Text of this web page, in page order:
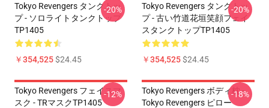
Tokyo Revengers タンクトッ
プ - ソロライトタンクトップ
TP1405
￥354,525$24.45
-20%
Tokyo Revengers タンクトッ
プ - 古い竹道花垣笑顔フェイ
スタンクトップTP1405
￥354,525$24.45
-20%
Tokyo Revengers フェイスマ
スク - TRマスクTP1405
-12%
Tokyo Revengers ボディ枕 -
Tokyo Revengers ピロー
-18%